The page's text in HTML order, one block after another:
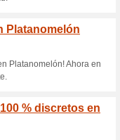
Ofertas
tu
el -30